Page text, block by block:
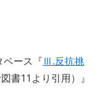
ース『Ⅲ.反抗挑
書11より引用）』